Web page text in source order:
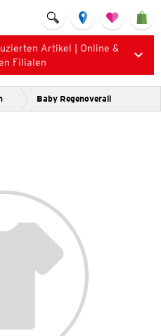
Artikel | Online &
Filialen
Baby Regenoverall